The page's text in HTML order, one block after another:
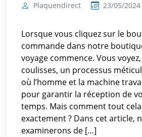
Plaquendirect 23/05/2024
Lorsque vous cliquez sur le
commande dans notre
voyage commence. Vous
coulisses, un processus
où l’homme et la machine
pour garantir la réception de
temps. Mais comment tout
exactement ? Dans cet article,
examinerons de […]